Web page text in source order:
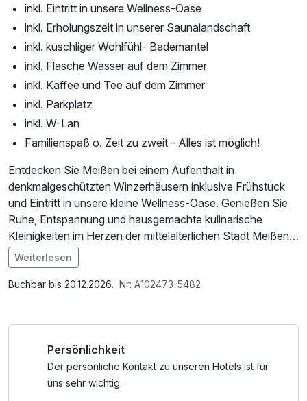
inkl. Eintritt in unsere Wellness-Oase
inkl. Erholungszeit in unserer Saunalandschaft
inkl. kuschliger Wohlfühl- Bademantel
inkl. Flasche Wasser auf dem Zimmer
inkl. Kaffee und Tee auf dem Zimmer
inkl. Parkplatz
inkl. W-Lan
Familienspaß o. Zeit zu zweit - Alles ist möglich!
Entdecken Sie Meißen bei einem Aufenthalt in
denkmalgeschützten Winzerhäusern inklusive Frühstück
und Eintritt in unsere kleine Wellness-Oase. Genießen Sie
Ruhe, Entspannung und hausgemachte kulinarische
Kleinigkeiten im Herzen der mittelalterlichen Stadt Meißen.
Erkunden Sie die über 1000-jährige Porzellanstadt Meißen
mit einer malerischen Altstadt, dem Dom und der
Auf dem Meißner Burgberg wurde sächsische Geschichte
geschrieben. Dort, wo einst das Land Sachsen seinen
Ursprung fand, empfängt heute das älteste
Im Angebot enthalten
1 Flasche Mineralwasser, Saunatuch, Leihbademantel,
Weiterlesen
Buchbar bis 20.12.2026. Nr: A102473-5482
Persönlichkeit
Der persönliche Kontakt zu unseren Hotels ist für
uns sehr wichtig.